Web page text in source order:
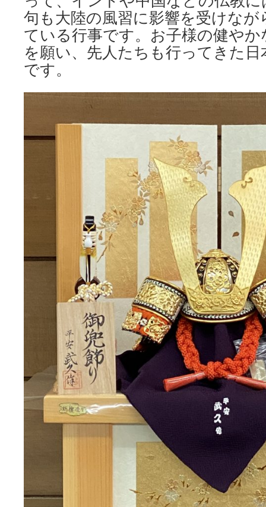
キ句も大陸の風習に影響を受けな
ている行事です。お子様の健や
を願い、先人たちも行ってきた
です。